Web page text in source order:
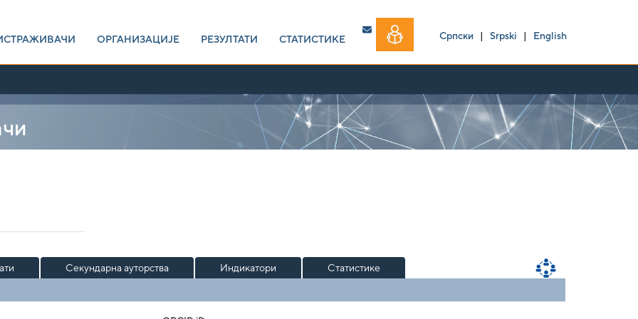
ОРГАНИЗАЦИЈЕ РЕЗУЛТАТИ СТАТИСТИКЕ Српски |Srpski | English
Секундарна ауторства Индикатори Статистике